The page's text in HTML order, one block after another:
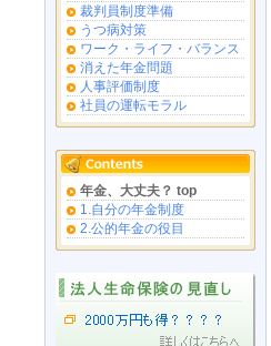
裁判員制度準備
うつ病対策
ワーク・ライフ・バランス
消えた年金問題
人事評価制度
社員の運転モラル
年金、大丈夫？ top
1.自分の年金制度
2.公的年金の役目